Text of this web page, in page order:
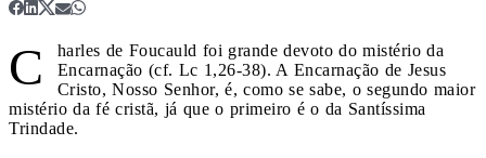
C
harles de Foucauld foi grande devoto do mistério da
Encarnação (cf. Lc 1,26-38). A Encarnação de Jesus
Cristo, Nosso Senhor, é, como se sabe, o segundo maior
mistério da fé cristã, já que o primeiro é o da Santíssima
Trindade.